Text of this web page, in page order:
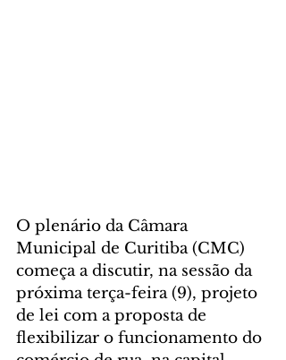
O plenário da Câmara
Municipal de Curitiba (CMC)
começa a discutir, na sessão da
próxima terça-feira (9), projeto
de lei com a proposta de
flexibilizar o funcionamento do